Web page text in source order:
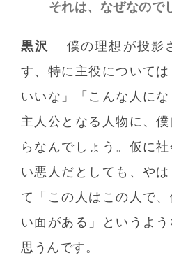
それは、なぜなので
黒沢
僕の理想が投影
す、特に主役について
いいな」「こんな人にな
主人公となる人物に、
らなんでしょう。仮に
い悪人だとしても、や
て「この人はこの人で
い面がある」というよ
思うんです。